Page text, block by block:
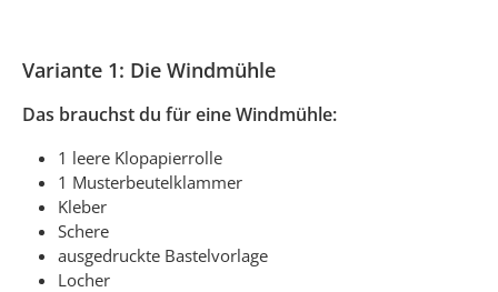
Variante 1: Die Windmühle
Das brauchst du für eine Windmühle:
1 leere Klopapierrolle
1 Musterbeutelklammer
Kleber
Schere
ausgedruckte Bastelvorlage
Locher